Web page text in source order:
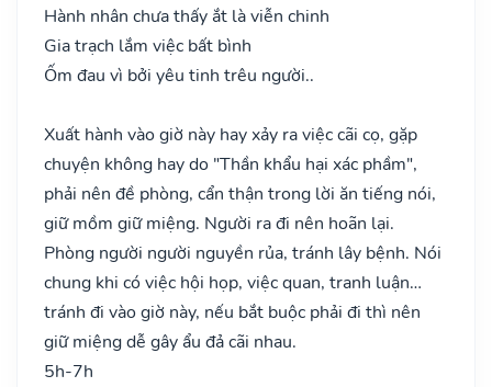
Hành nhân chưa thấy ắt là viễn chinh
Gia trạch lắm việc bất bình
Ốm đau vì bởi yêu tinh trêu người..
Xuất hành vào giờ này hay xảy ra việc cãi cọ, gặp
chuyện không hay do "Thần khẩu hại xác phầm",
phải nên đề phòng, cẩn thận trong lời ăn tiếng nói,
giữ mồm giữ miệng. Người ra đi nên hoãn lại.
Phòng người người nguyền rủa, tránh lây bệnh. Nói
chung khi có việc hội họp, việc quan, tranh luận…
tránh đi vào giờ này, nếu bắt buộc phải đi thì nên
giữ miệng dễ gây ẩu đả cãi nhau.
5h-7h